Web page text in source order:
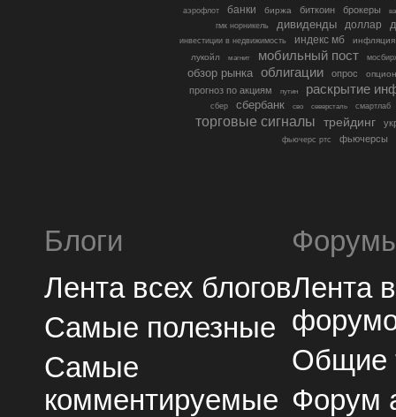
аэрофлот банки биржа биткоин брокеры
гмк норникель
дивиденды доллар
инвестиции в недвижимость индекс мб
инфляция
лукойл
магнит мобильный пост
обзор рынка облигации опрос
прогноз по акциям путин раскрытие
сбер сбербанк сво северсталь смартлаб
торговые сигналы трейдинг
фьючерс ртс фьючерсы
Блоги
Лента всех блогов
Самые полезные
Самые
комментируемые
Лента
Общие
Форум